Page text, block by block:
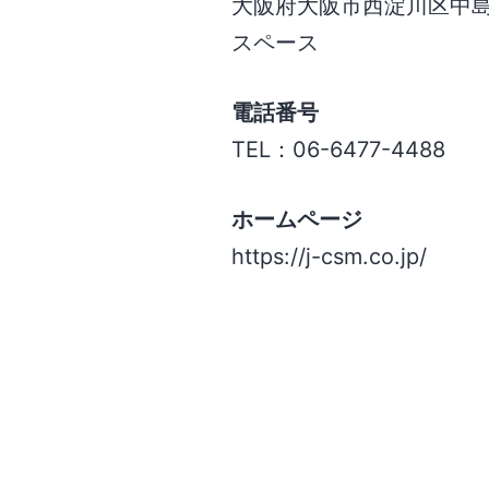
スペース
電話番号
TEL：06-6477-4488
ホームページ
https://j-csm.co.jp/